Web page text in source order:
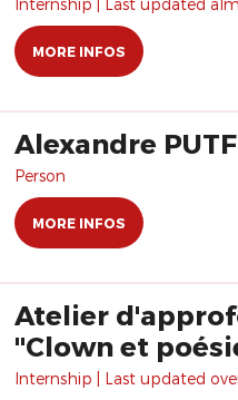
Internship | Last updated
MORE INFOS
Alexandre
Person
MORE INFOS
Atelier
"Clown et
Internship | Last updated